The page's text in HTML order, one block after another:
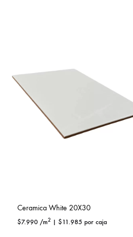
Ceramica White 20X30
$7.990 /m2 | $11.985 por caja